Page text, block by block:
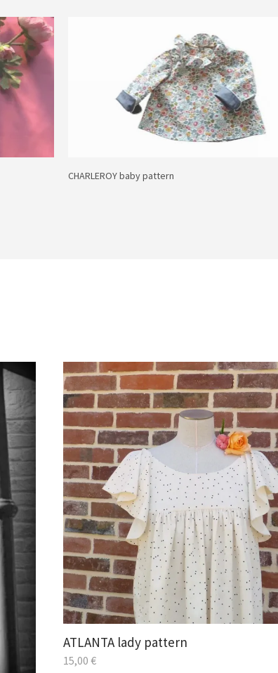
CHARLEROY baby pattern
ATLANTA lady pattern
15,00€